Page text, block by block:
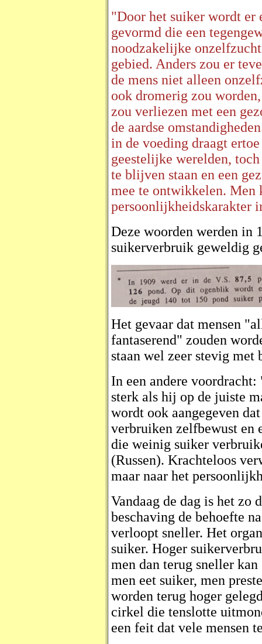
"Door het suiker wordt er
gevormd die een
noodzakelijke
gebied. Anders zou er
de mens niet alleen
ook dromerig zou
zou verliezen met een
de aardse
in de voeding draagt
geestelijke werelden,
te blijven staan en een
mee te ontwikkelen. Men
persoonlijkheidskarakter
Deze woorden werden in
suikerverbruik geweldig
Het gevaar dat mensen
fantaserend" zouden
staan wel zeer stevig met
In een andere
sterk als hij op de juiste
wordt ook aangegeven
verbruiken zelfbewust en
die weinig suiker
(Russen). Krachteloos
maar naar het
Vandaag de dag is het zo
beschaving de behoefte
verloopt sneller. Het
suiker. Hoger
men dan terug sneller
men eet suiker, men
worden terug hoger
cirkel die tenslotte
een feit dat vele mensen